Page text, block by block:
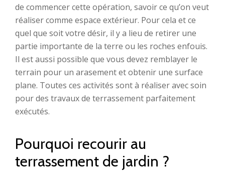
de commencer cette opération, savoir ce qu’on veut
réaliser comme espace extérieur. Pour cela et ce
quel que soit votre désir, il y a lieu de retirer une
partie importante de la terre ou les roches enfouis.
Il est aussi possible que vous devez remblayer le
terrain pour un arasement et obtenir une surface
plane. Toutes ces activités sont à réaliser avec soin
pour des travaux de terrassement parfaitement
exécutés.
Pourquoi recourir au
terrassement de jardin ?